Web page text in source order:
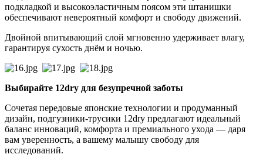
подкладкой и высокоэластичным поясом эти штанишки
обеспечивают невероятный комфорт и свободу движений.
Двойной впитывающий слой мгновенно удерживает влагу,
гарантируя сухость днём и ночью.
Выбирайте 12dry для безупречной заботы
Сочетая передовые японские технологии и продуманный
дизайн, подгузники-трусики 12dry предлагают идеальный
баланс инноваций, комфорта и премиального ухода — даря
вам уверенность, а вашему малышу свободу для
исследований.